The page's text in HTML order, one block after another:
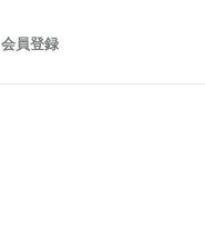
会員登録